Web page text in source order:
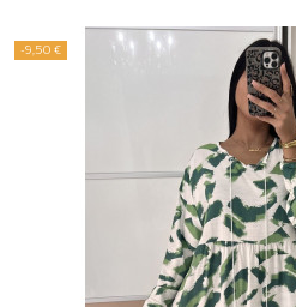
-9,50 €